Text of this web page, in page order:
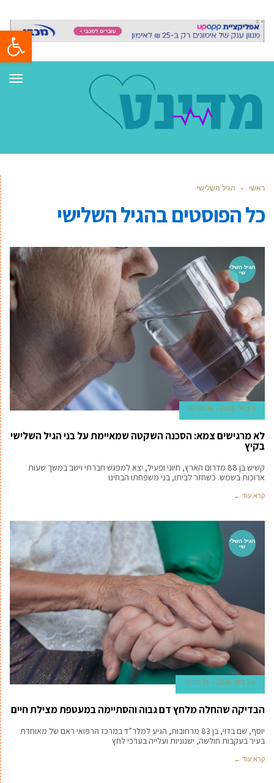
פתח
ראשי » הגיל השלישי
כל הפוסטים בהגיל השלישי
הגיל השלי
שי
6 ביולי 2026 גל טוויטו
לא מרגישים צמא: הסכנה השקטה שמאיימת על בני הגיל השלישי
בקיץ
קשיש בן 88 מדרום הארץ, חיוני ופעיל, יצא למפגש חברתי וישב במשך שעות
ארוכות בשמש. כשחזר לביתו, בני משפחתו הבחינו
קרא עוד ←
הגיל השלי
שי
24 ביוני 2026 גל טוויטו
הבדיקה שהחלה מלחץ דם גבוה והסתיימה במעטפת מצילת חיים
יוסף, שם בדוי, בן 83 מרחובות, הגיע למלר”ד במרכז הרפואי ראם של מאוחדת
בעיר בעקבות חולשה, ישנוניות ועלייה בערכי לחץ
קרא עוד ←